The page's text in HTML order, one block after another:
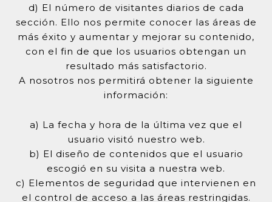
d) El número de visitantes diarios de cada
sección. Ello nos permite conocer las áreas de
más éxito y aumentar y mejorar su contenido,
con el fin de que los usuarios obtengan un
resultado más satisfactorio.
A nosotros nos permitirá obtener la siguiente
información:
a) La fecha y hora de la última vez que el
usuario visitó nuestro web.
b) El diseño de contenidos que el usuario
escogió en su visita a nuestra web.
c) Elementos de seguridad que intervienen en
el control de acceso a las áreas restringidas.